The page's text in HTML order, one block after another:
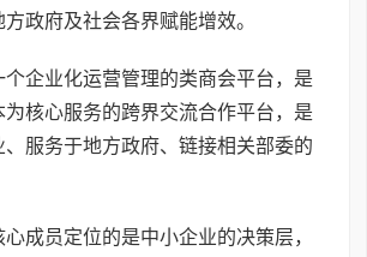
政府及社会各界赋能增效。
个企业化运营管理的类商会平台，是
核心服务的跨界交流合作平台，是
服务于地方政府、链接相关部委的
成员定位的是中小企业的决策层，